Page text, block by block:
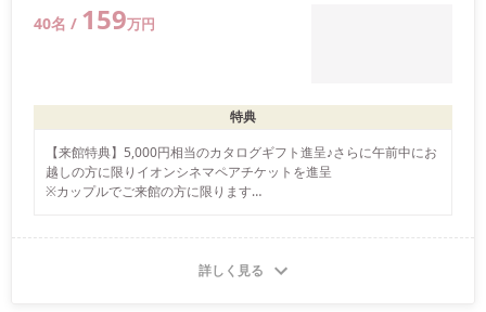
40名 / 159万円
特典
【来館特典】5,000円相当のカタログギフト進呈♪さらに午前中にお
越しの方に限りイオンシネマペアチケットを進呈
※カップルでご来館の方に限ります
詳しく見る